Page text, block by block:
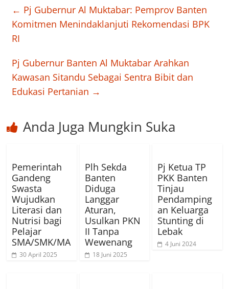
← Pj Gubernur Al Muktabar: Pemprov Banten
Komitmen Menindaklanjuti Rekomendasi BPK
RI
Pj Gubernur Banten Al Muktabar Arahkan
Kawasan Sitandu Sebagai Sentra Bibit dan
Edukasi Pertanian →
Anda Juga Mungkin Suka
Pemerintah
Gandeng
Swasta
Wujudkan
Literasi dan
Nutrisi bagi
Pelajar
SMA/SMK/MA
30 April 2025
Plh Sekda
Banten
Diduga
Langgar
Aturan,
Usulkan PKN
II Tanpa
Wewenang
18 Juni 2025
Pj Ketua TP
PKK Banten
Tinjau
Pendamping
an Keluarga
Stunting di
Lebak
4 Juni 2024